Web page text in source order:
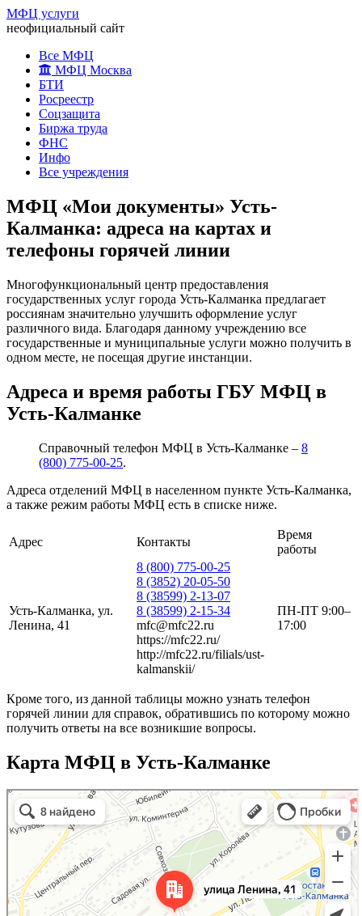
МФЦ услуги
неофициальный сайт
Все МФЦ
МФЦ Москва
БТИ
Росреестр
Соцзащита
Биржа труда
ФНС
Инфо
Все учреждения
МФЦ «Мои документы» Усть-
Калманка: адреса на картах и
телефоны горячей линии
Многофункциональный центр предоставления
государственных услуг города Усть-Калманка предлагает
россиянам значительно улучшить оформление услуг
различного вида. Благодаря данному учреждению все
государственные и муниципальные услуги можно получить в
одном месте, не посещая другие инстанции.
Адреса и время работы ГБУ МФЦ в
Усть-Калманке
Справочный телефон МФЦ в Усть-Калманке – 8
(800) 775-00-25.
Адреса отделений МФЦ в населенном пункте Усть-Калманка,
а также режим работы МФЦ есть в списке ниже.
Адрес Контакты
Время
работы
Усть-Калманка, ул.
Ленина, 41
8 (800) 775-00-25
8 (3852) 20-05-50
8 (38599) 2-13-07
8 (38599) 2-15-34
mfc@mfc22.ru
https://mfc22.ru/
http://mfc22.ru/filials/ust-
kalmanskii/
ПН-ПТ 9:00–
17:00
Кроме того, из данной таблицы можно узнать телефон
горячей линии для справок, обратившись по которому можно
получить ответы на все возникшие вопросы.
Карта МФЦ в Усть-Калманке